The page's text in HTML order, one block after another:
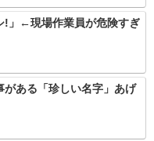
!」←現場作業員が危険すぎ
がある「珍しい名字」あげ